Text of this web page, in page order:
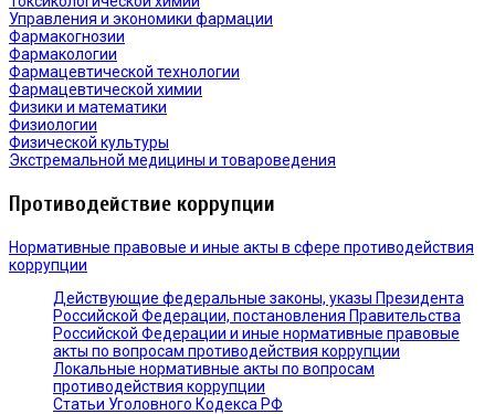
Управления и экономики фармации
Фармакогнозии
Фармакологии
Фармацевтической технологии
Фармацевтической химии
Физики и математики
Физиологии
Физической культуры
Экстремальной медицины и товароведения
Противодействие коррупции
Нормативные правовые и иные акты в сфере противодействия
коррупции
Действующие федеральные законы, указы Президента
Российской Федерации, постановления Правительства
Российской Федерации и иные нормативные правовые
акты по вопросам противодействия коррупции
Локальные нормативные акты по вопросам
противодействия коррупции
Статьи Уголовного Кодекса РФ